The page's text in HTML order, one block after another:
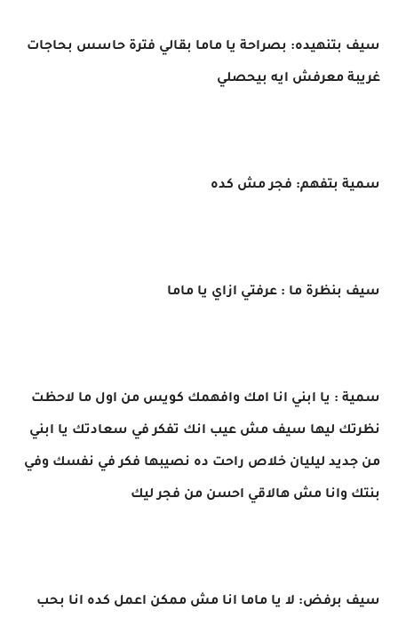
سيف بتنهيده: بصراحة يا ماما بقالي فترة حاسس بحاجات
غريبة معرفش ايه بيحصلي
سمية بتفهم: فجر مش كده
سيف بنظرة ما : عرفتي ازاي يا ماما
سمية : يا ابني انا امك وافهمك كويس من اول ما لاحظت
نظرتك ليها سيف مش عيب انك تفكر في سعادتك يا ابني
من جديد ليليان خلاص راحت ده نصيبها فكر في نفسك وفي
بنتك وانا مش هالاقي احسن من فجر ليك
سيف برفض: لا يا ماما انا مش ممكن اعمل كده انا بحب